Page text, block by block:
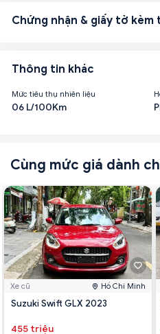
Chứng nhận & giấy tờ kèm
Thông tin khác
Mức tiêu thụ nhiên liệu
06 L/100Km
Cùng mức giá dành
Xe cũ Hồ Chí Minh
Suzuki Swift GLX 2023
455 triệu